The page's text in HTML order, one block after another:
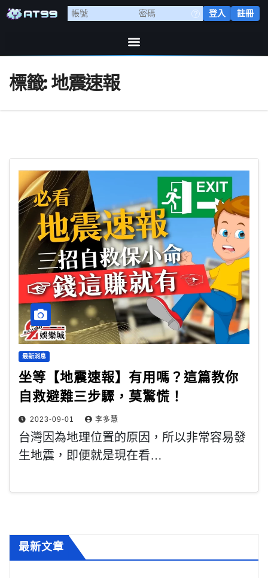
登入 註冊
標籤:地震速報
最新消息
坐等【地震速報】有用嗎？這篇教你
自救避難三步驟，莫驚慌！
2023-09-01 李多慧
台灣因為地理位置的原因，所以非常容易發
生地震，即便就是現在看…
最新文章